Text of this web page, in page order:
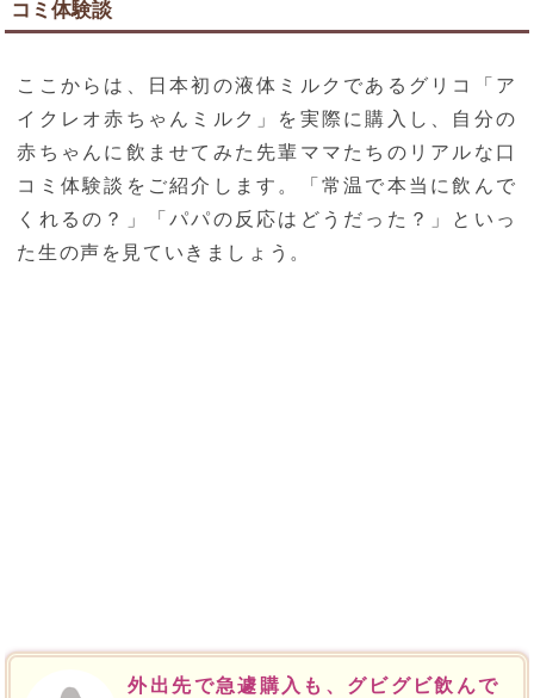
コミ体験談
ここからは、日本初の液体ミルクであるグリコ「ア
イクレオ赤ちゃんミルク」を実際に購入し、自分の
赤ちゃんに飲ませてみた先輩ママたちのリアルな口
コミ体験談をご紹介します。「常温で本当に飲んで
くれるの？」「パパの反応はどうだった？」といっ
た生の声を見ていきましょう。
外出先で急遽購入も、グビグビ飲んで